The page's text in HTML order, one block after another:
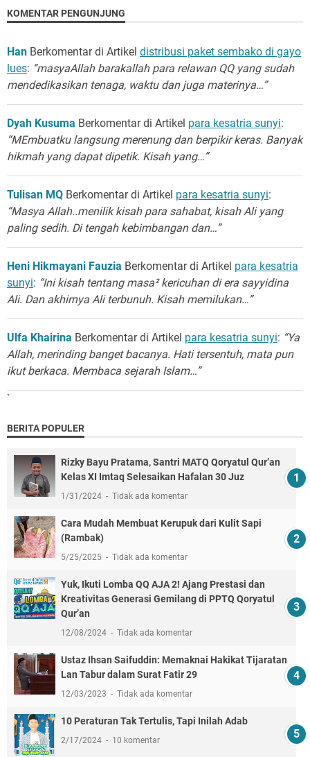
KOMENTAR PENGUNJUNG
Han Berkomentar di Artikel distribusi paket sembako di gayo
lues: “masyaAllah barakallah para relawan QQ yang sudah
mendedikasikan tenaga, waktu dan juga materinya…”
Dyah Kusuma Berkomentar di Artikel para kesatria sunyi:
“MEmbuatku langsung merenung dan berpikir keras. Banyak
hikmah yang dapat dipetik. Kisah yang…”
Tulisan MQ Berkomentar di Artikel para kesatria sunyi:
“Masya Allah..menilik kisah para sahabat, kisah Ali yang
paling sedih. Di tengah kebimbangan dan…”
Heni Hikmayani Fauzia Berkomentar di Artikel para kesatria
sunyi: “Ini kisah tentang masa² kericuhan di era sayyidina
Ali. Dan akhirnya Ali terbunuh. Kisah memilukan…”
Ulfa Khairina Berkomentar di Artikel para kesatria sunyi: “Ya
Allah, merinding banget bacanya. Hati tersentuh, mata pun
ikut berkaca. Membaca sejarah Islam…”
`
BERITA POPULER
Rizky Bayu Pratama, Santri MATQ Qoryatul Qur’an
Kelas XI Imtaq Selesaikan Hafalan 30 Juz
1/31/2024 Tidak ada komentar
Cara Mudah Membuat Kerupuk dari Kulit Sapi
(Rambak)
5/25/2025 Tidak ada komentar
Yuk, Ikuti Lomba QQ AJA 2! Ajang Prestasi dan
Kreativitas Generasi Gemilang di PPTQ Qoryatul
Qur’an
12/08/2024 Tidak ada komentar
Ustaz Ihsan Saifuddin: Memaknai Hakikat Tijaratan
Lan Tabur dalam Surat Fatir 29
12/03/2023 Tidak ada komentar
10 Peraturan Tak Tertulis, Tapi Inilah Adab
2/17/2024 10 komentar